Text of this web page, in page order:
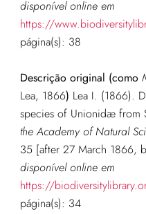
disponível online em
https://
página(s): 38
Descrição original (como
Lea, 1866) Lea I. (1866).
species of Unionidæ from
the Academy of Natural
35 [after 27 March 1866,
disponível online em
https://
página(s): 34